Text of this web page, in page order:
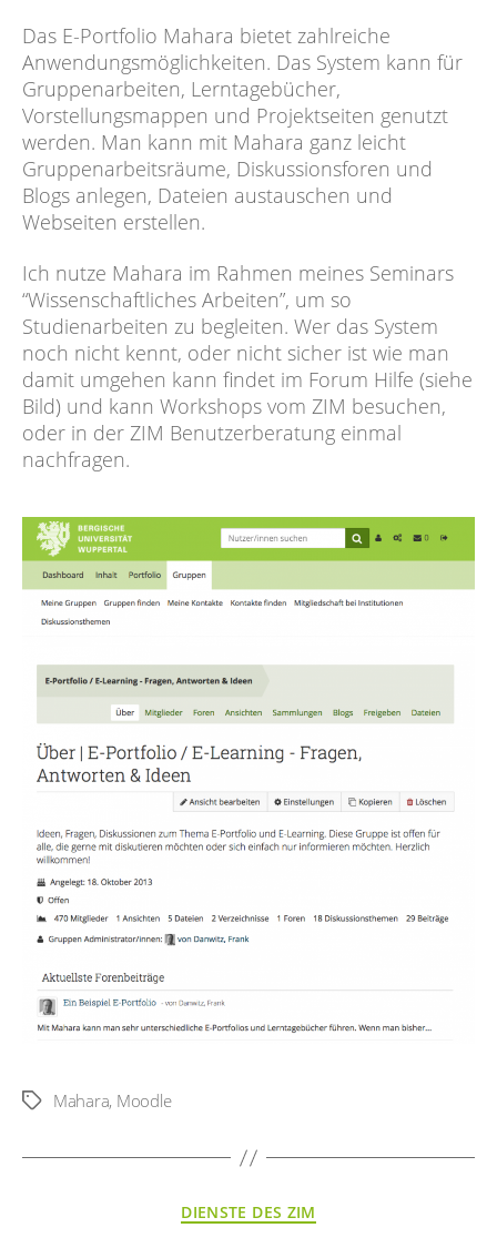
Das E-Portfolio Mahara bietet zahlreiche
Anwendungsmöglichkeiten. Das System kann für
Gruppenarbeiten, Lerntagebücher,
Vorstellungsmappen und Projektseiten genutzt
werden. Man kann mit Mahara ganz leicht
Gruppenarbeitsräume, Diskussionsforen und
Blogs anlegen, Dateien austauschen und
Webseiten erstellen.
Ich nutze Mahara im Rahmen meines Seminars
“Wissenschaftliches Arbeiten”, um so
Studienarbeiten zu begleiten. Wer das System
noch nicht kennt, oder nicht sicher ist wie man
damit umgehen kann findet im Forum Hilfe (siehe
Bild) und kann Workshops vom ZIM besuchen,
oder in der ZIM Benutzerberatung einmal
nachfragen.
Schlagwörter
Mahara, Moodle
Kategorien
DIENSTE DES ZIM